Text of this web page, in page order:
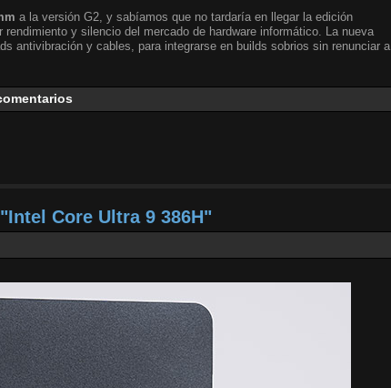
a la versión G2, y sabíamos que no tardaría en llegar la edición
y silencio del mercado de hardware informático. La nueva
antivibración y cables, para integrarse en builds sobrios sin renunciar a
Core Ultra 9 386H"